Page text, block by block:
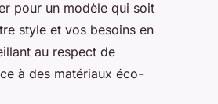
pour un modèle qui soit
style et vos besoins en
au respect de
à des matériaux éco-